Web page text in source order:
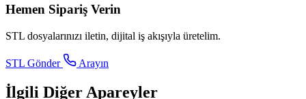
Hemen Sipariş Verin
STL dosyalarınızı iletin, dijital iş akışıyla üretelim.
STL Gönder Arayın
İlgili Diğer Apareyler